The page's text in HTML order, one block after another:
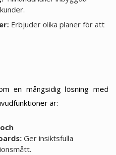
Erbjuder olika planer för att
en mångsidig lösning med
är:
Ger insiktsfulla